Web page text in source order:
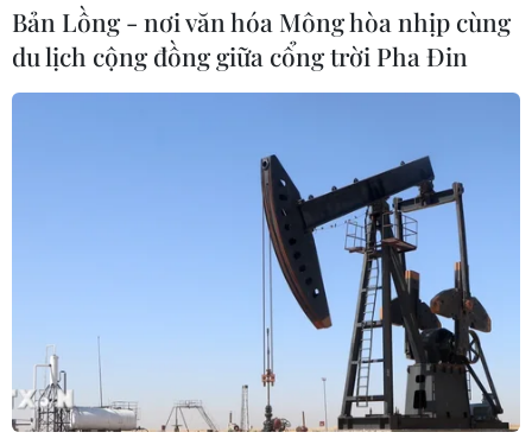
ASEAN và Trung Quốc nối lại đàm phán
Đại sứ quán Trung Quốc tại Manila nêu rõ Trung Quốc
và các nước ASEAN đã nối lại cuộc họp cấp chuyên
viên về COC thông qua một hội nghị trực tuyến diễn ra
Bản Lồng - nơi văn hóa Mông hòa nhịp cùng
du lịch cộng đồng giữa cổng trời Pha Đin